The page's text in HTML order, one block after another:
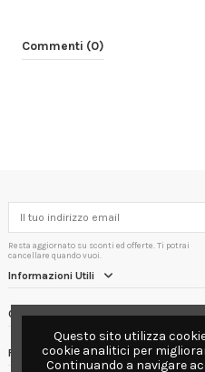
Commenti (0)
Resta aggiornato su sconti ed offerte. Ti potrai
cancellare quando vuoi.
Informazioni Utili
Contact us
Follow us
Questo sito utilizza
cookie analitici per
Continuando a navigare